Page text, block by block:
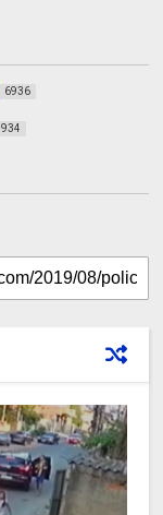
6936
934